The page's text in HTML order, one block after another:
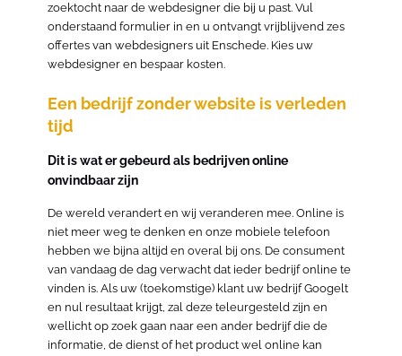
zoektocht naar de webdesigner die bij u past. Vul
onderstaand formulier in en u ontvangt vrijblijvend zes
offertes van webdesigners uit Enschede. Kies uw
webdesigner en bespaar kosten.
Een bedrijf zonder website is verleden
tijd
Dit is wat er gebeurd als bedrijven online
onvindbaar zijn
De wereld verandert en wij veranderen mee. Online is
niet meer weg te denken en onze mobiele telefoon
hebben we bijna altijd en overal bij ons. De consument
van vandaag de dag verwacht dat ieder bedrijf online te
vinden is. Als uw (toekomstige) klant uw bedrijf Googelt
en nul resultaat krijgt, zal deze teleurgesteld zijn en
wellicht op zoek gaan naar een ander bedrijf die de
informatie, de dienst of het product wel online kan